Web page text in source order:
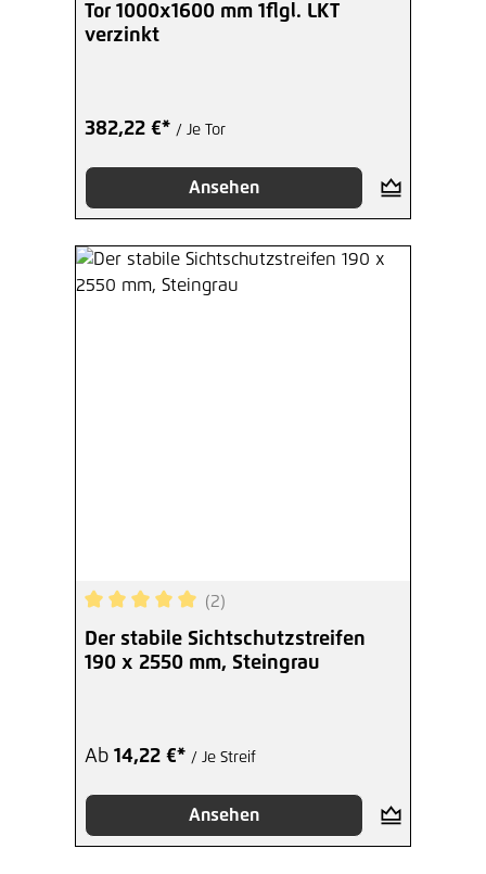
Tor 1000x1600 mm 1flgl. LKT
verzinkt
382,22 €* / Je Tor
Ansehen
Durchschnittliche Bewertung von 5 von 5
(2)
Der stabile Sichtschutzstreifen
190 x 2550 mm, Steingrau
Ab 14,22 €* / Je Streif
Ansehen